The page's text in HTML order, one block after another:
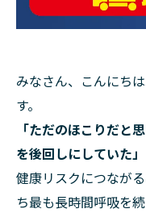
みなさん、こんにち
す。
「ただのほこりだと
を後回しにしていた」
健康リスクにつなが
ち最も長時間呼吸を続